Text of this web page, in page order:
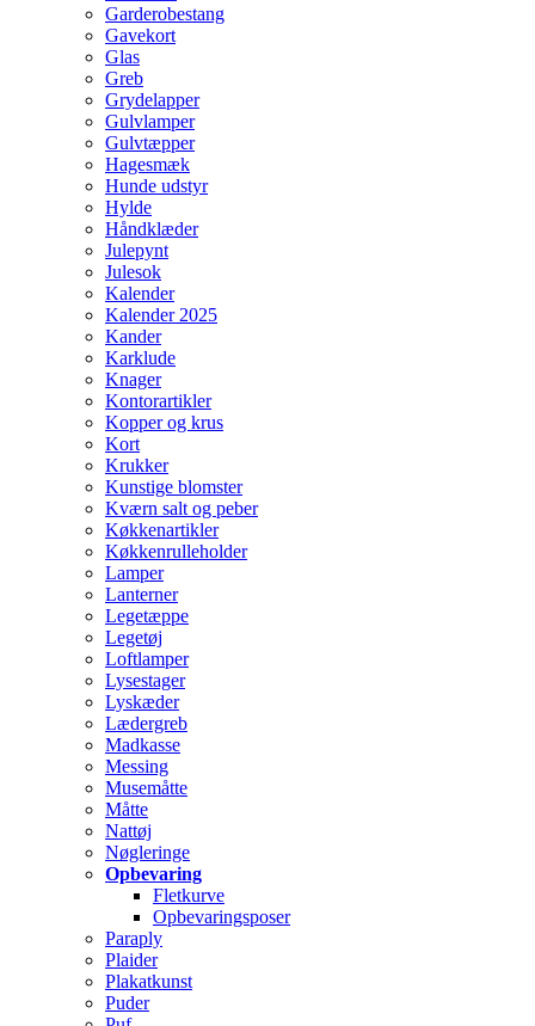
Garderobestang
Gavekort
Glas
Greb
Grydelapper
Gulvlamper
Gulvtæpper
Hagesmæk
Hunde udstyr
Hylde
Håndklæder
Julepynt
Julesok
Kalender
Kalender 2025
Kander
Karklude
Knager
Kontorartikler
Kopper og krus
Kort
Krukker
Kunstige blomster
Kværn salt og peber
Køkkenartikler
Køkkenrulleholder
Lamper
Lanterner
Legetæppe
Legetøj
Loftlamper
Lysestager
Lyskæder
Lædergreb
Madkasse
Messing
Musemåtte
Måtte
Nattøj
Nøgleringe
Opbevaring
Fletkurve
Opbevaringsposer
Paraply
Plaider
Plakatkunst
Puder